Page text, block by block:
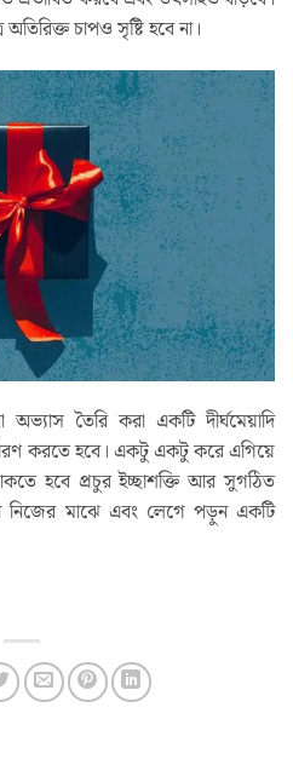
চাপও সৃষ্টি হবে না।
তৈরি করা একটি দীর্ঘমেয়াদি
ধারণ করতে হবে। একটু একটু করে এগিয়ে
হবে প্রচুর ইচ্ছাশক্তি আর সুগঠিত
নিজের মাঝে এবং লেগে পড়ুন একটি